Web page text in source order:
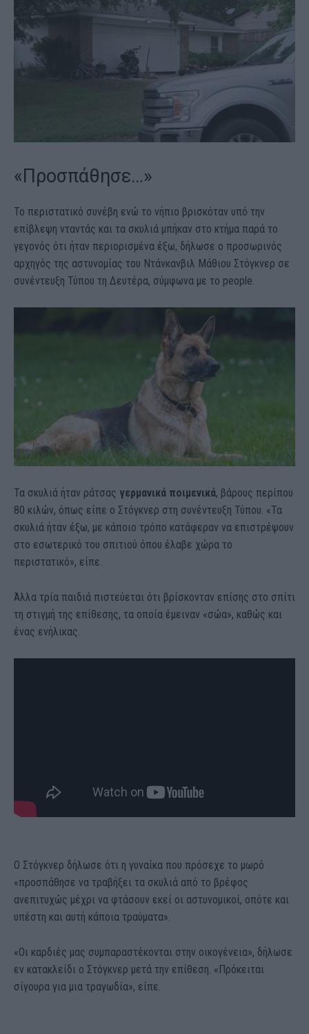
«Προσπάθησε…»
Το περιστατικό συνέβη ενώ το νήπιο βρισκόταν υπό την
επίβλεψη νταντάς και τα σκυλιά μπήκαν στο κτήμα παρά το
γεγονός ότι ήταν περιορισμένα έξω, δήλωσε ο προσωρινός
αρχηγός της αστυνομίας του Ντάνκανβιλ Μάθιου Στόγκνερ σε
συνέντευξη Τύπου τη Δευτέρα, σύμφωνα με το people.
Τα σκυλιά ήταν ράτσας γερμανικά ποιμενικά, βάρους περίπου
80 κιλών, όπως είπε ο Στόγκνερ στη συνέντευξη Τύπου. «Τα
σκυλιά ήταν έξω, με κάποιο τρόπο κατάφεραν να επιστρέψουν
στο εσωτερικό του σπιτιού όπου έλαβε χώρα το
περιστατικό», είπε.
Άλλα τρία παιδιά πιστεύεται ότι βρίσκονταν επίσης στο σπίτι
τη στιγμή της επίθεσης, τα οποία έμειναν «σώα», καθώς και
ένας ενήλικας.
Ο Στόγκνερ δήλωσε ότι η γυναίκα που πρόσεχε το μωρό
«προσπάθησε να τραβήξει τα σκυλιά από το βρέφος
ανεπιτυχώς μέχρι να φτάσουν εκεί οι αστυνομικοί, οπότε και
υπέστη και αυτή κάποια τραύματα».
«Οι καρδιές μας συμπαραστέκονται στην οικογένεια», δήλωσε
εν κατακλείδι ο Στόγκνερ μετά την επίθεση. «Πρόκειται
σίγουρα για μια τραγωδία», είπε.